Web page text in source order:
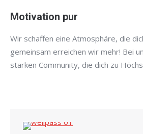
Motivation pur
Wir schaffen eine Atmosphäre, die
gemeinsam erreichen wir mehr! Bei
starken Community, die dich zu